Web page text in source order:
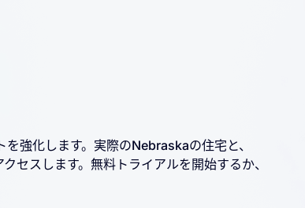
強化します。実際のNebraskaの住宅と、
セスします。無料トライアルを開始するか、